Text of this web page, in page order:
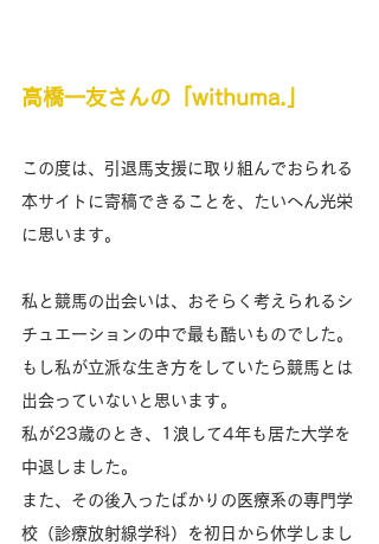
高橋一友さんの「withuma.」
この度は、引退馬支援に取り組んでおられる
本サイトに寄稿できることを、たいへん光栄
に思います。
私と競馬の出会いは、おそらく考えられるシ
チュエーションの中で最も酷いものでした。
もし私が立派な生き方をしていたら競馬とは
出会っていないと思います。
私が23歳のとき、1浪して4年も居た大学を
中退しました。
また、その後入ったばかりの医療系の専門学
校（診療放射線学科）を初日から休学しまし